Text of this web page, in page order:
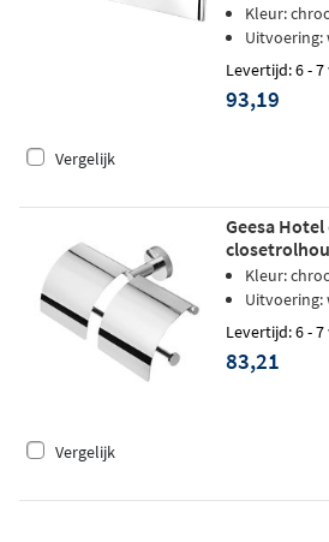
Kleur:
Uitvoering:
Levertijd: 6 -
93,19
Vergelijk
Geesa
Kleur:
Uitvoering:
Levertijd: 6 -
83,21
Vergelijk